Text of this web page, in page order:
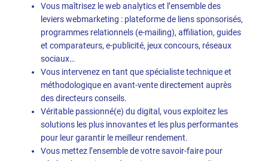
Vous maîtrisez le web analytics et l’ensemble des
leviers webmarketing : plateforme de liens sponsorisés,
programmes relationnels (e-mailing), affiliation, guides
et comparateurs, e-publicité, jeux concours, réseaux
sociaux…
Vous intervenez en tant que spécialiste technique et
méthodologique en avant-vente directement auprès
des directeurs conseils.
Véritable passionné(e) du digital, vous exploitez les
solutions les plus innovantes et les plus performantes
pour leur garantir le meilleur rendement.
Vous mettez l’ensemble de votre savoir-faire pour